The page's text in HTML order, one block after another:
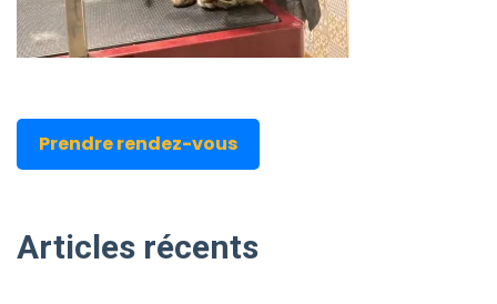
Prendre rendez-vous
Articles récents